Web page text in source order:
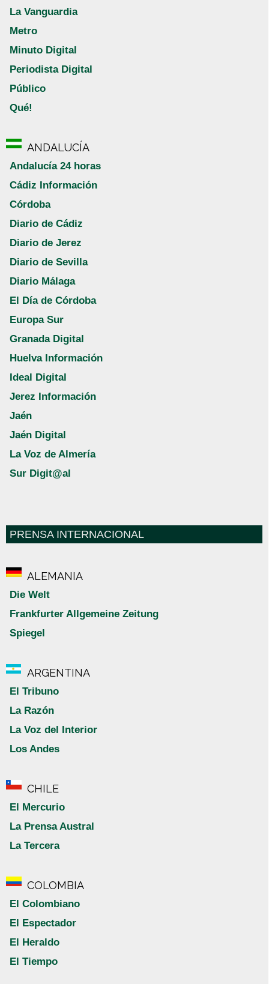
La Vanguardia
Metro
Minuto Digital
Periodista Digital
Público
Qué!
ANDALUCÍA
Andalucía 24 horas
Cádiz Información
Córdoba
Diario de Cádiz
Diario de Jerez
Diario de Sevilla
Diario Málaga
El Día de Córdoba
Europa Sur
Granada Digital
Huelva Información
Ideal Digital
Jerez Información
Jaén
Jaén Digital
La Voz de Almería
Sur Digit@al
PRENSA INTERNACIONAL
ALEMANIA
Die Welt
Frankfurter Allgemeine Zeitung
Spiegel
ARGENTINA
El Tribuno
La Razón
La Voz del Interior
Los Andes
CHILE
El Mercurio
La Prensa Austral
La Tercera
COLOMBIA
El Colombiano
El Espectador
El Heraldo
El Tiempo